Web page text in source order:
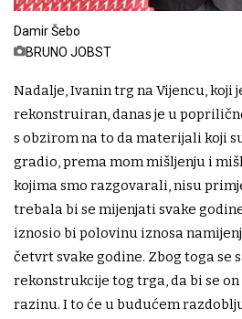
Damir Šebo
BRUNO JOBST
Nadalje, Ivanin trg na Vijencu, koji
rekonstruiran, danas je u
s obzirom na to da materijali koji
gradio, prema mom mišljenju i
kojima smo razgovarali, nisu
trebala bi se mijenjati svake
iznosio bi polovinu iznosa
četvrt svake godine. Zbog toga se
rekonstrukcije tog trga, da bi se
razinu. I to će u budućem